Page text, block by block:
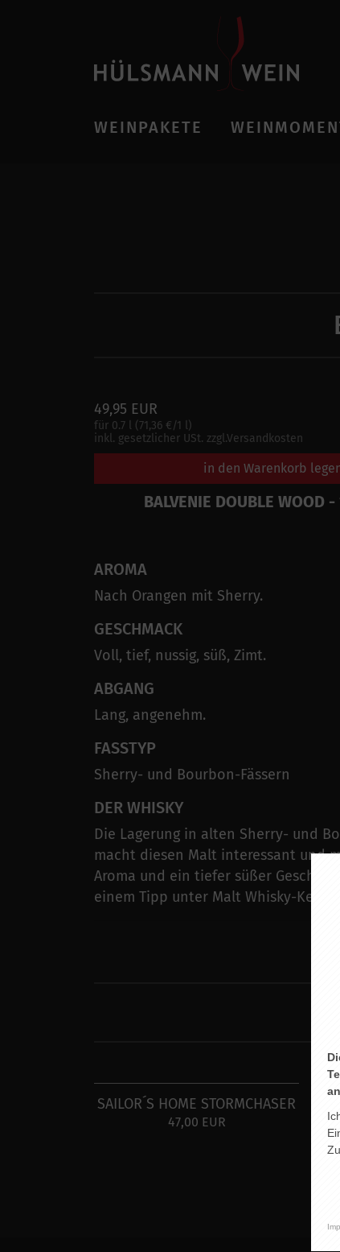
WEINPAKETE
49,95 EUR
für 0.7 l (71,36 €/1 l)
inkl. gesetzlicher USt. zzgl.Versandkosten
in den Warenkorb
BALVENIE DOUBLE WOOD -
AROMA
Nach Orangen mit Sherry.
GESCHMACK
Voll, tief, nussig, süß, Zimt.
ABGANG
Lang, angenehm.
FASSTYP
Sherry- und Bourbon-Fässern
DER WHISKY
Die Lagerung in alten Sherry- und
macht diesen Malt interessant und
Aroma und ein tiefer süßer
einem Tipp unter Malt Whisky-
SAILOR´S HOME STORMCHASER
47,00 EUR